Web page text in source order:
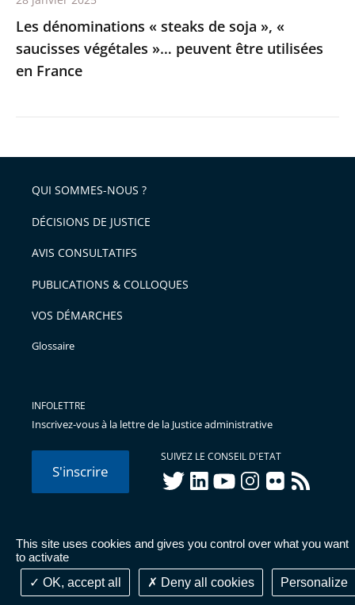
This site uses cookies and gives you control over what you want
to activate
OK, accept all
Deny all cookies Personalize
peuvent
être
utilisées
en
Les dénominations « steaks de soja », «
saucisses végétales »… peuvent être utilisées
en France
QUI SOMMES-NOUS ?
DÉCISIONS DE JUSTICE
AVIS CONSULTATIFS
PUBLICATIONS & COLLOQUES
VOS DÉMARCHES
Glossaire
INFOLETTRE
Inscrivez-vous à la lettre de la Justice administrative
S'inscrire
SUIVEZ LE CONSEIL D'ETAT
twitterlinkedInyoutubeinstagram
flickr rss
© Conseil d'État 2026 - Mentions légales
Données
personnelles-Publications administratives-Accessibilité :
partiellement conforme